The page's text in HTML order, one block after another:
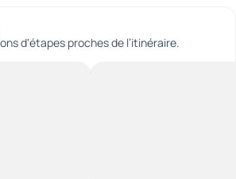
d'étapes proches de l’itinéraire.